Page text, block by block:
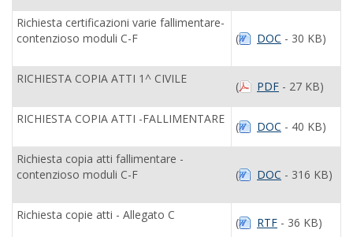
Richiesta certificazioni varie fallimentare-
contenzioso moduli C-F
( DOC - 30 KB)
RICHIESTA COPIA ATTI 1^ CIVILE
( PDF - 27 KB)
RICHIESTA COPIA ATTI -FALLIMENTARE
( DOC - 40 KB)
Richiesta copia atti fallimentare -
contenzioso moduli C-F
( DOC - 316 KB)
Richiesta copie atti - Allegato C
( RTF - 36 KB)